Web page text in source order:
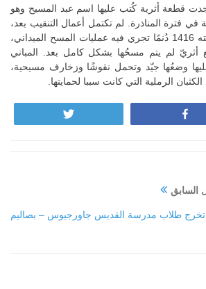
قطعة أثرية كُتب عليها اسم عبد المسيح وهو
فترة المناذرة. لم تكتمل أعمال التنقيب بعد،
فهناك موقع واحد مساحته 1416 دُنمًا تجري فيه عمليات المسح الميداني،
الى 200 موقع أثريّ لم يتم مسحُها بشكل كامل بعد. المباني
عليها وضعُها جيّد وتحمل نقوشًا وزخارف مسيحية،
الرملية التي كانت سببا لحمايتها.
السابق
طلاب مدرسة القديس جاورجيوس – بصاليم